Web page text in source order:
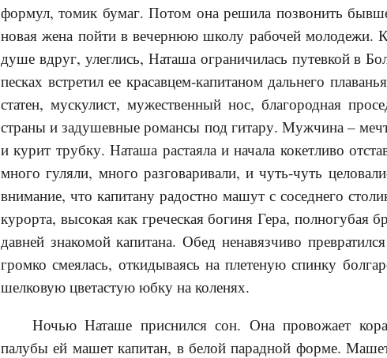
формул, томик бумаг. Потом она решила позвонить
новая жена пойти в вечернюю школу рабочей молодежи.
душе вдруг, улеглись, Наташа ограничилась путевкой в
песках встретил ее красавцем-капитаном дальнего
статен, мускулист, мужественный нос, благородная
страны и задушевные романсы под гитару. Мужчина –
и курит трубку. Наташа растаяла и начала кокетливо
много гуляли, много разговаривали, и чуть-чуть
внимание, что капитану радостно машут с соседнего
курорта, высокая как греческая богиня Гера, полногубая
давней знакомой капитана. Обед ненавязчиво
громко смеялась, откидываясь на плетеную спинку
шелковую цветастую юбку на коленях.
Ночью Наташе приснился сон. Она провожает
палубы ей машет капитан, в белой парадной форме.